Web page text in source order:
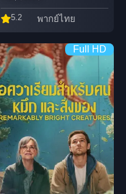
5.2 พากย์ไทย
Full HD